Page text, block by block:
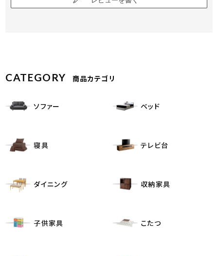
CATEGORY 商品カテゴリ
ソファー ベッド
寝具 テレビ台
ダイニング 収納家具
子供家具 こたつ